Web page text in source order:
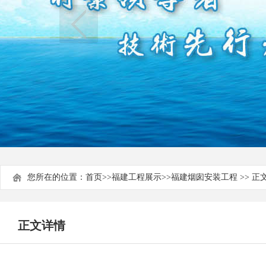
您所在的位置： 首页>>福建工程展示>>福建烟囱安装工程 >> 正
正文详情